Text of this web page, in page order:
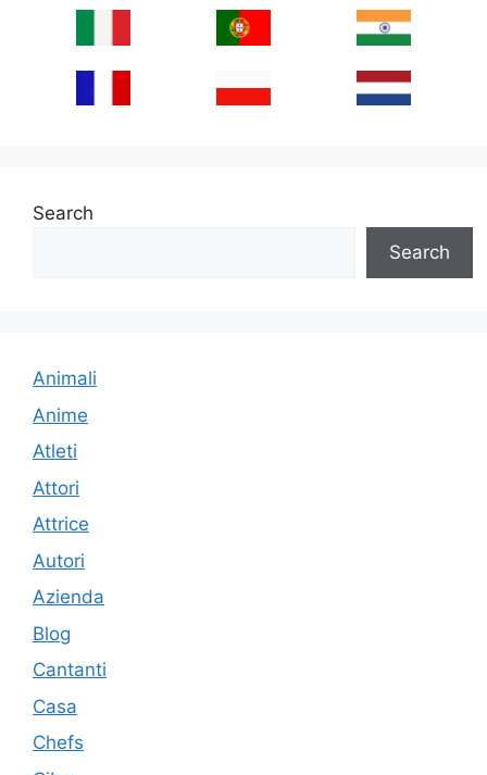
Search
Search
Animali
Anime
Atleti
Attori
Attrice
Autori
Azienda
Blog
Cantanti
Casa
Chefs